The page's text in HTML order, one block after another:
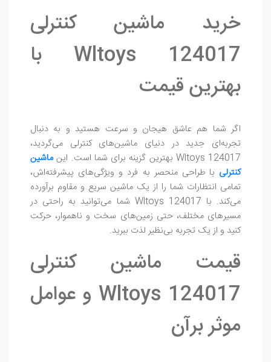
خرید ماشین کنترلی
Wltoys 124017 با
بهترین قیمت
اگر شما هم عاشق هیجان و سرعت هستید و به دنبال
تجربه‌ای جدید در دنیای ماشین‌های کنترلی می‌گردید،
Wltoys 124017 بهترین گزینه برای شما است. این
ماشین
کنترلی با طراحی منحصر به فرد و ویژگی‌های پیشرفته‌اش،
تمامی انتظارات شما را از یک ماشین سریع و مقاوم برآورده
می‌کند. با Wltoys 124017 شما می‌توانید به راحتی در
مسیرهای مختلف، حتی زمین‌های سخت و ناهموار، حرکت
کنید و از یک تجربه بی‌نظیر لذت ببرید.
قیمت ماشین کنترلی
Wltoys 124017 و عوامل
موثر برآن